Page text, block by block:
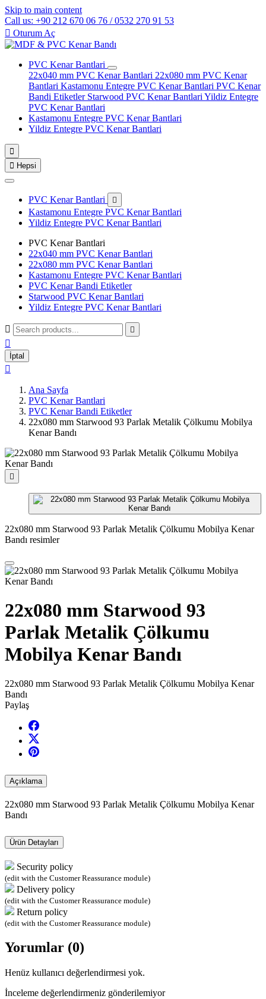
Skip to main content
Call us: +90 212 670 06 76 / 0532 270 91 53
 Oturum Aç
PVC Kenar Bantlari
22x040 mm PVC Kenar Bantlari 22x080 mm PVC Kenar
Bantlari Kastamonu Entegre PVC Kenar Bantlari PVC Kenar
Bandi Etiketler Starwood PVC Kenar Bantlari Yildiz Entegre
PVC Kenar Bantlari
Kastamonu Entegre PVC Kenar Bantlari
Yildiz Entegre PVC Kenar Bantlari

 Hepsi
PVC Kenar Bantlari 
Kastamonu Entegre PVC Kenar Bantlari
Yildiz Entegre PVC Kenar Bantlari
PVC Kenar Bantlari
22x040 mm PVC Kenar Bantlari
22x080 mm PVC Kenar Bantlari
Kastamonu Entegre PVC Kenar Bantlari
PVC Kenar Bandi Etiketler
Starwood PVC Kenar Bantlari
Yildiz Entegre PVC Kenar Bantlari
 

İptal

Ana Sayfa
PVC Kenar Bantlari
PVC Kenar Bandi Etiketler
22x080 mm Starwood 93 Parlak Metalik Çölkumu Mobilya
Kenar Bandı

22x080 mm Starwood 93 Parlak Metalik Çölkumu Mobilya Kenar
Bandı resimler
22x080 mm Starwood 93
Parlak Metalik Çölkumu
Mobilya Kenar Bandı
22x080 mm Starwood 93 Parlak Metalik Çölkumu Mobilya Kenar
Bandı
Paylaş
Açıklama
22x080 mm Starwood 93 Parlak Metalik Çölkumu Mobilya Kenar
Bandı
Ürün Detayları
Security policy
(edit with the Customer Reassurance module)
Delivery policy
(edit with the Customer Reassurance module)
Return policy
(edit with the Customer Reassurance module)
Yorumlar (0)
Henüz kullanıcı değerlendirmesi yok.
İnceleme değerlendirmeniz gönderilemiyor